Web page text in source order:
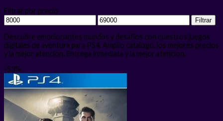
Filtrar por precio
Precio
mínimo
Precio
máximo
Filtrar
Descubre emocionantes mundos y desafíos con nuestros juegos
digitales de aventura para PS4. Amplio catalogo, los mejores precios
y la mejor atencion. Entrega inmediata y la mejor atencion.
-53%